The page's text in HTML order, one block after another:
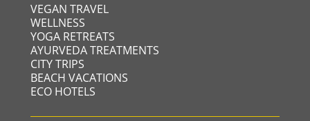
VEGAN TRAVEL
WELLNESS
YOGA RETREATS
AYURVEDA TREATMENTS
CITY TRIPS
BEACH VACATIONS
ECO HOTELS